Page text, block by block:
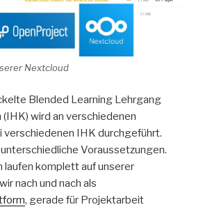
Nextcloud
Blended Learning Lehrgang
wird an verschiedenen
verschiedenen IHK durchgeführt.
Voraussetzungen.
laufen komplett auf unserer
nach und nach als
, gerade für Projektarbeit